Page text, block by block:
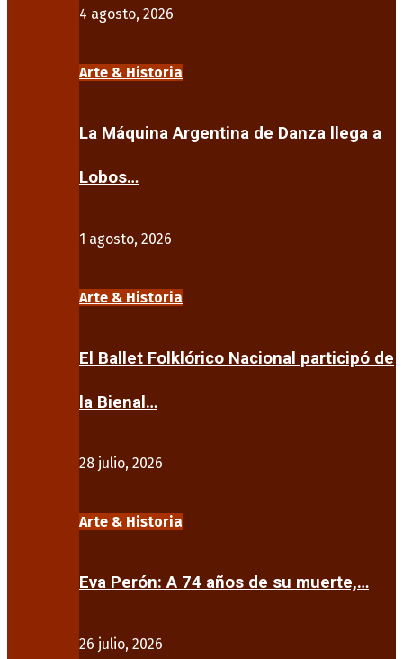
4 agosto, 2026
Arte & Historia
La Máquina Argentina de Danza llega a
Lobos…
1 agosto, 2026
Arte & Historia
El Ballet Folklórico Nacional participó de
la Bienal…
28 julio, 2026
Arte & Historia
Eva Perón: A 74 años de su muerte,…
26 julio, 2026